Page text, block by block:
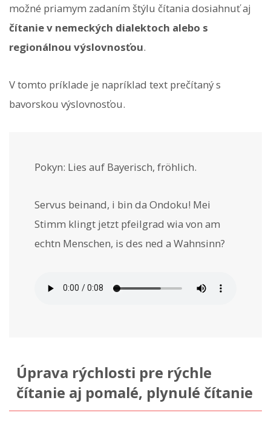
možné priamym zadaním štýlu čítania dosiahnuť aj
čítanie v nemeckých dialektoch alebo s
regionálnou výslovnosťou.
V tomto príklade je napríklad text prečítaný s
bavorskou výslovnosťou.
Pokyn: Lies auf Bayerisch, fröhlich.
Servus beinand, i bin da Ondoku! Mei
Stimm klingt jetzt pfeilgrad wia von am
echtn Menschen, is des ned a Wahnsinn?
Úprava rýchlosti pre rýchle
čítanie aj pomalé, plynulé čítanie